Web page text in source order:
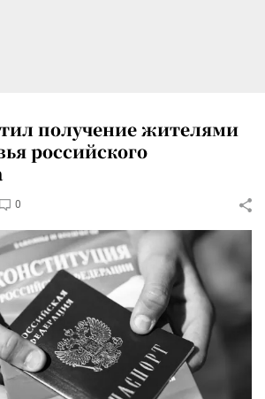
получение жителями
российского
0